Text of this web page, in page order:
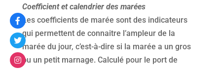
Coefficient et calendrier des marées
Les coefficients de marée sont des indicateurs
qui permettent de connaitre l’ampleur de la
marée du jour, c’est-à-dire si la marée a un gros
ou un petit marnage. Calculé pour le port de